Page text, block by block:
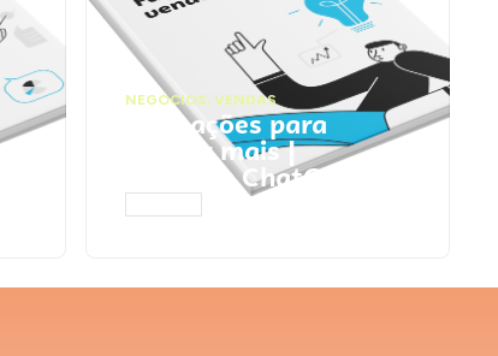
NEGÓCIOS, VENDAS
Faça ações para
vender mais |
Prompts ChatGPT